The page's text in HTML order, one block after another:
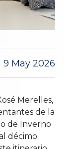
9 May 2026
Merelles,
de la
de Inverno
décimo